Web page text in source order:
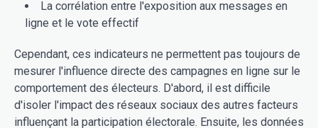
La corrélation entre l'exposition aux messages en
ligne et le vote effectif
Cependant, ces indicateurs ne permettent pas toujours de
mesurer l'influence directe des campagnes en ligne sur le
comportement des électeurs. D'abord, il est difficile
d'isoler l'impact des réseaux sociaux des autres facteurs
influençant la participation électorale. Ensuite, les données